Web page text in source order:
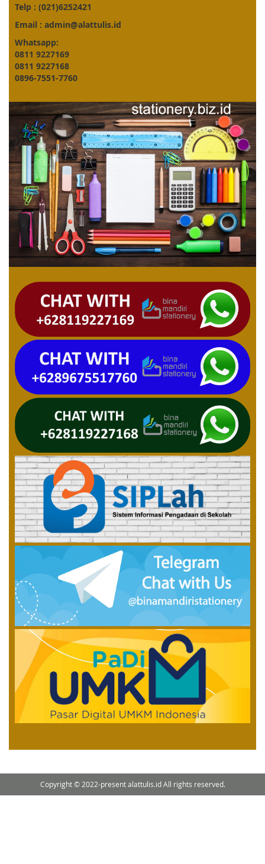
Telp : (021)6252421
Email : admin@alattulis.id
Whatsapp:
0811 9227169
0811 9227168
0896-7551-7760
Copyright © 2022-present alattulis.id All rights reserved.